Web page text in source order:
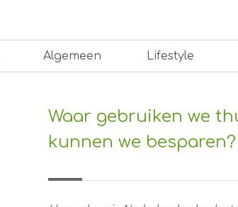
Algemeen Lifestyle
Waar gebruiken we
kunnen we besparen?